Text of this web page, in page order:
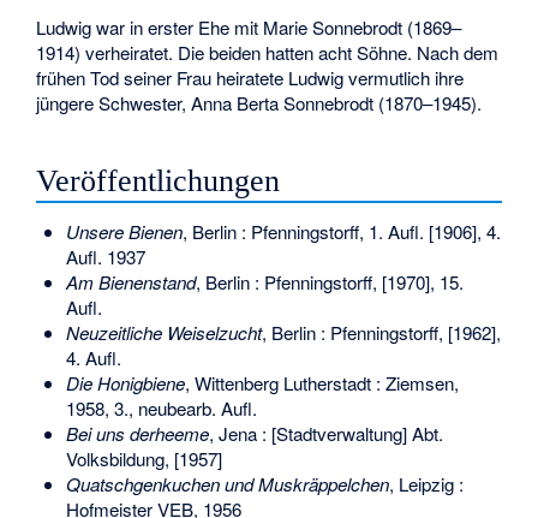
Ludwig war in erster Ehe mit Marie Sonnebrodt (1869–
1914) verheiratet. Die beiden hatten acht Söhne. Nach dem
frühen Tod seiner Frau heiratete Ludwig vermutlich ihre
jüngere Schwester, Anna Berta Sonnebrodt (1870–1945).
Veröffentlichungen
Unsere Bienen, Berlin : Pfenningstorff, 1. Aufl. [1906], 4.
Aufl. 1937
Am Bienenstand, Berlin : Pfenningstorff, [1970], 15.
Aufl.
Neuzeitliche Weiselzucht, Berlin : Pfenningstorff, [1962],
4. Aufl.
Die Honigbiene, Wittenberg Lutherstadt : Ziemsen,
1958, 3., neubearb. Aufl.
Bei uns derheeme, Jena : [Stadtverwaltung] Abt.
Volksbildung, [1957]
Quatschgenkuchen und Muskräppelchen, Leipzig :
Hofmeister VEB, 1956